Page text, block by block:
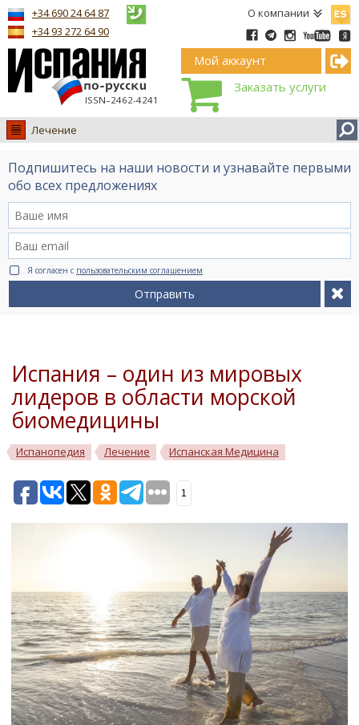
О компании
ISSN–2462-4241
+34 690 24 64 87
+34 93 272 64 90
Мой аккаунт
Заказать услуги
Испания
Иммиграция
Лечение
Лечение
Недвижимость
Бизнес
Документы
Подпишитесь на наши новости и узнавайте первыми
обо всех предложениях
Я согласен с пользовательским соглашением
Отправить
Испания – один из мировых
лидеров в области морской
биомедицины
Испанопедия Лечение Испанская Медицина
1